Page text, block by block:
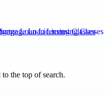
Loan Licensing Classes
the top of search.